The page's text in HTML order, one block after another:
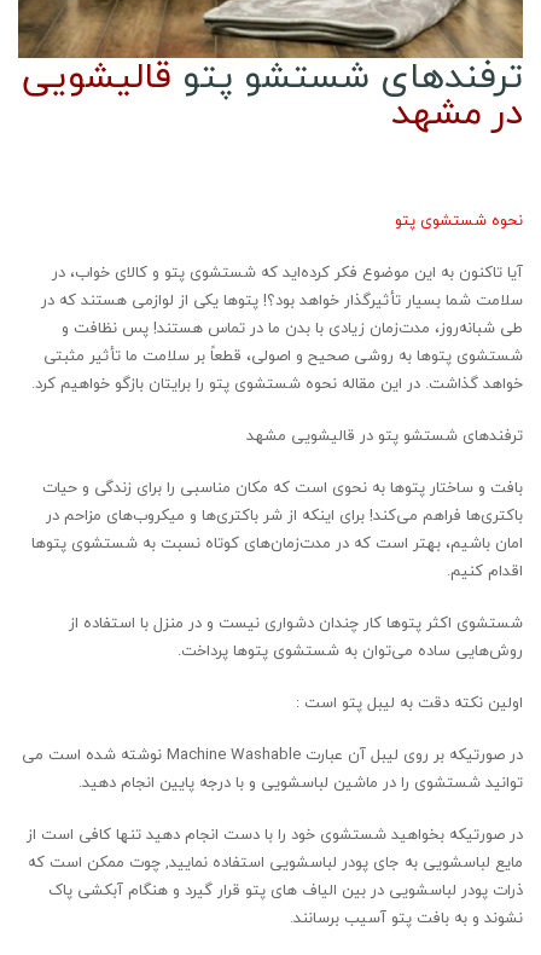
ترفندهای شستشو پتوقالیشویی
در مشهد
نحوه شستشوی پتو
آیا تاکنون به این موضوع فکر کرده‌اید که شستشوی پتو و کالای خواب، در
سلامت شما بسیار تأثیرگذار خواهد بود؟! پتوها یکی از لوازمی هستند که در
طی شبانه‌روز، مدت‌زمان زیادی با بدن ما در تماس هستند! پس نظافت و
شستشوی پتوها به روشی صحیح و اصولی، قطعاً بر سلامت ما تأثیر مثبتی
خواهد گذاشت. در این مقاله نحوه شستشوی پتو را برایتان بازگو خواهیم کرد.
ترفندهای شستشو پتو در قالیشویی مشهد
بافت و ساختار پتوها به نحوی است که مکان مناسبی را برای زندگی و حیات
باکتری‌ها فراهم می‌کند! برای اینکه از شر باکتری‌ها و میکروب‌های مزاحم در
امان باشیم، بهتر است که در مدت‌زمان‌های کوتاه نسبت به شستشوی پتوها
اقدام کنیم.
شستشوی اکثر پتوها کار چندان دشواری نیست و در منزل با استفاده از
روش‌هایی ساده می‌توان به شستشوی پتوها پرداخت.
اولین نکته دقت به لیبل پتو است :
در صورتیکه بر روی لیبل آن عبارت Machine Washable نوشته شده است می
توانید شستشوی را در ماشین لباسشویی و با درجه پایین انجام دهید.
در صورتیکه بخواهید شستشوی خود را با دست انجام دهید تنها کافی است از
مایع لباسشویی به جای پودر لباسشویی استفاده نمایید, چوت ممکن است که
ذرات پودر لباسشویی در بین الیاف های پتو قرار گیرد و هنگام آبکشی پاک
نشوند و به بافت پتو آسیب برسانند.